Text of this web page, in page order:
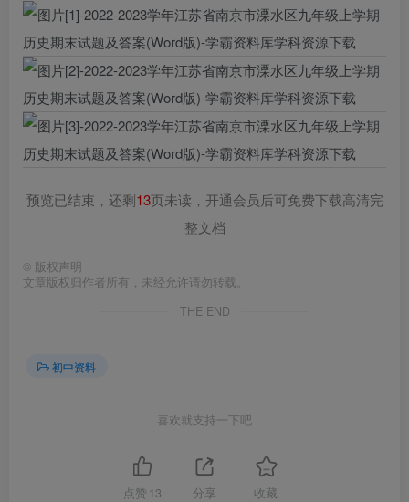
预览已结束，还剩13页未读，开通会员后可免费下载高清完
整文档
© 版权声明
文章版权归作者所有，未经允许请勿转载。
THE END
初中资料
喜欢就支持一下吧
点赞 13 分享 收藏